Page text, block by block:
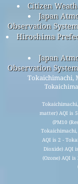
Citizen
Japan
Observation
Hiroshima
Japan
Observation
Tokaichimachi,
matter) AQI is
(PM10
AQI is 2 -
Dioxide) AQI
(Ozone) AQI